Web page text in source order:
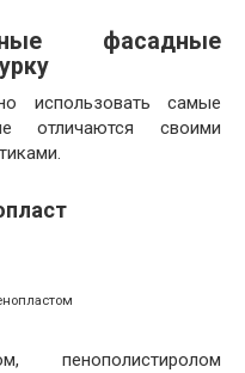
фасадные
использовать самые
отличаются своими
пенополистиролом